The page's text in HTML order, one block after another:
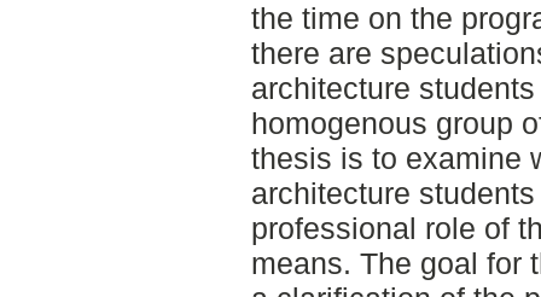
the time on the
there are
architecture
homogenous group
thesis is to examine
architecture
professional role of
means. The goal for